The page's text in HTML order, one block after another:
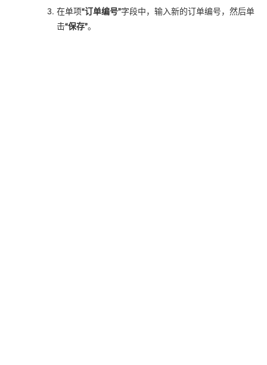
在单项“订单编号”字段中，输入新的订单编号，然后单
击“保存”。